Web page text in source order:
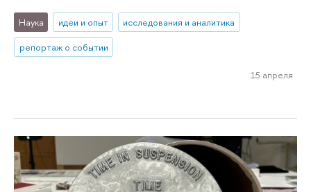
Наука идеи и опыт
исследования и аналитика
репортаж о событии
15 апреля